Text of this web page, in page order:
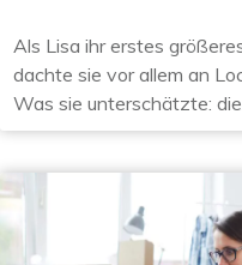
Als Lisa ihr erstes
dachte sie vor allem an
Was sie unterschätzte: